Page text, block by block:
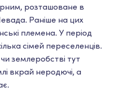
розташоване в
Раніше на цих
племена. У період
сімей переселенців.
чи землеробстві тут
вкрай неродючі, а